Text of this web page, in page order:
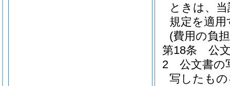
ときは、
規定を適用
(費用の負
第18条
公
2
公文書の
写したも